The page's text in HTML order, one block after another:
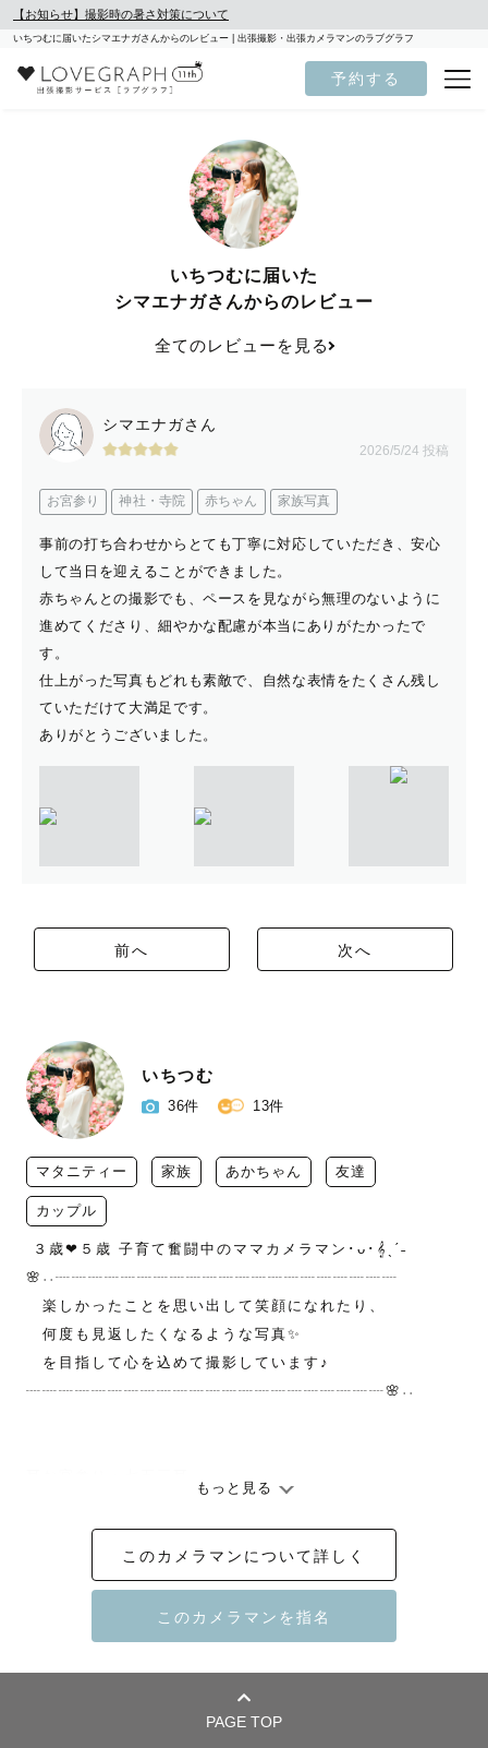
【お知らせ】撮影時の暑さ対策について
いちつむに届いたシマエナガさんからのレビュー | 出張撮影・出張カメラマンのラブグラフ
予約する
いちつむに届いた
シマエナガさんからのレビュー
全てのレビューを見る
シマエナガさん
2026/5/24 投稿
お宮参り 神社・寺院 赤ちゃん 家族写真
事前の打ち合わせからとても丁寧に対応していただき、安心
して当日を迎えることができました。
赤ちゃんとの撮影でも、ペースを見ながら無理のないように
進めてくださり、細やかな配慮が本当にありがたかったで
す。
仕上がった写真もどれも素敵で、自然な表情をたくさん残し
ていただけて大満足です。
ありがとうございました。
前へ 次へ
いちつむ
36件 13件
マタニティー 家族 あかちゃん 友達
カップル
🌸˒˒┈┈┈┈┈┈┈┈┈┈┈┈┈┈┈┈┈┈┈┈┈
楽しかったことを思い出して笑顔になれたり、
何度も見返したくなるような写真✨
を目指して心を込めて撮影しています♪
┈┈┈┈┈┈┈┈┈┈┈┈┈┈┈┈┈┈┈┈┈┈🌸˒˒
〖 四柱神社（松本市) 〗で多く撮影しています✨ˎˊ˗
穂高神社・諏訪大社・善光寺での撮影経験有り•‿•⊹
◎スケジュールが△や×の日でもお受けできる場合が
ありますのでお気軽にお問い合わせください♪
𓈒 𓏸 𓐍 𓂃 𓈒𓏸 𓂃◌𓈒𓐍 𓈒 𓈒 𓏸 𓐍𓈒𓂃 𓈒𓏸 𓂃◌𓈒𓐍 𓈒 𓈒 𓏸 𓐍 𓂃 𓈒
もっと見る
このカメラマンについて詳しく
PAGE TOP